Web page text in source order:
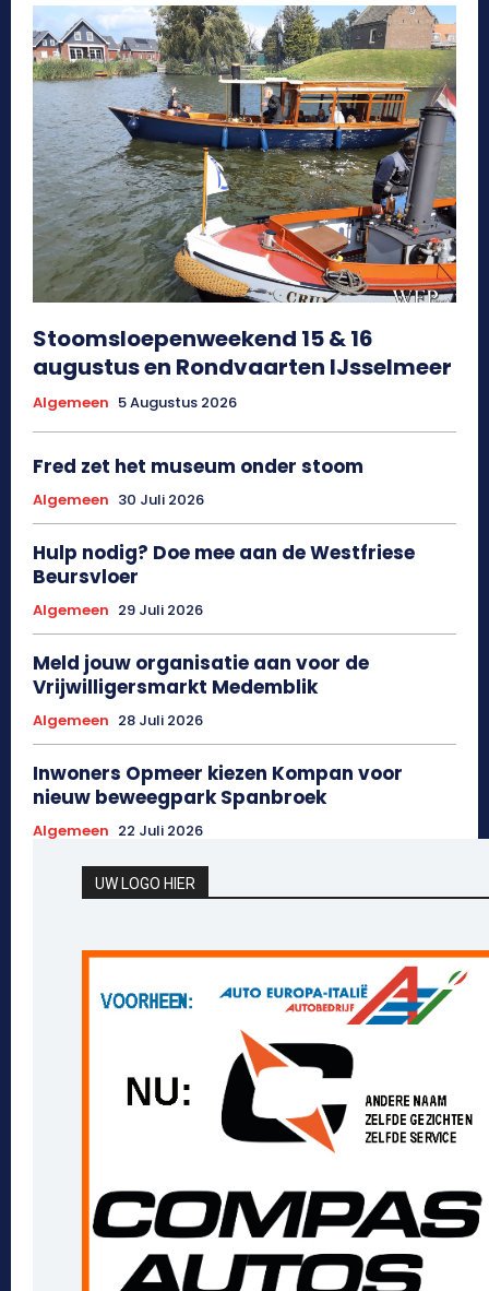
Stoomsloepenweekend 15 & 16
augustus en Rondvaarten IJsselmeer
Algemeen 5 Augustus 2026
Fred zet het museum onder stoom
Algemeen 30 Juli 2026
Hulp nodig? Doe mee aan de Westfriese
Beursvloer
Algemeen 29 Juli 2026
Meld jouw organisatie aan voor de
Vrijwilligersmarkt Medemblik
Algemeen 28 Juli 2026
Inwoners Opmeer kiezen Kompan voor
nieuw beweegpark Spanbroek
Algemeen 22 Juli 2026
UW LOGO HIER